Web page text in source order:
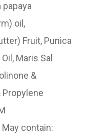
papaya
oil,
Fruit, Punica
Maris Sal
&
May contain: